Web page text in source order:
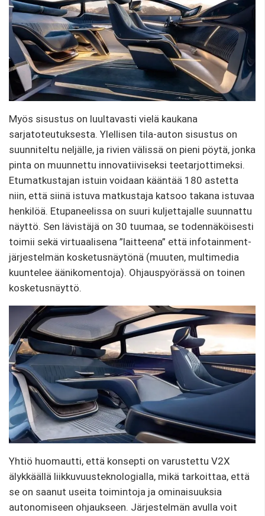
Myös sisustus on luultavasti vielä kaukana
sarjatoteutuksesta. Ylellisen tila-auton sisustus on
suunniteltu neljälle, ja rivien välissä on pieni pöytä, jonka
pinta on muunnettu innovatiiviseksi teetarjottimeksi.
Etumatkustajan istuin voidaan kääntää 180 astetta
niin, että siinä istuva matkustaja katsoo takana istuvaa
henkilöä. Etupaneelissa on suuri kuljettajalle suunnattu
näyttö. Sen lävistäjä on 30 tuumaa, se todennäköisesti
toimii sekä virtuaalisena ”laitteena” että infotainment-
järjestelmän kosketusnäytönä (muuten, multimedia
kuuntelee äänikomentoja). Ohjauspyörässä on toinen
kosketusnäyttö.
Yhtiö huomautti, että konsepti on varustettu V2X
älykkäällä liikkuvuusteknologialla, mikä tarkoittaa, että
se on saanut useita toimintoja ja ominaisuuksia
autonomiseen ohjaukseen. Järjestelmän avulla voit